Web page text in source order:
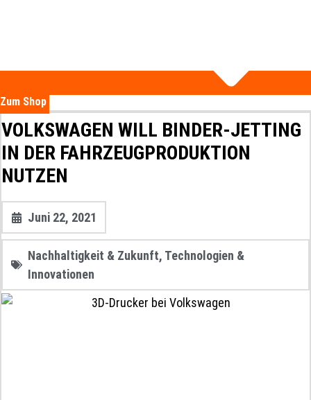
Zum Shop
VOLKSWAGEN WILL BINDER-JETTING
IN DER FAHRZEUGPRODUKTION
NUTZEN
Juni 22, 2021
Nachhaltigkeit & Zukunft, Technologien &
Innovationen